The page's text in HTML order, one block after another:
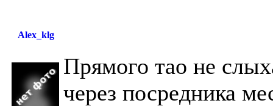
Alex_klg
Прямого тао не
через посредника